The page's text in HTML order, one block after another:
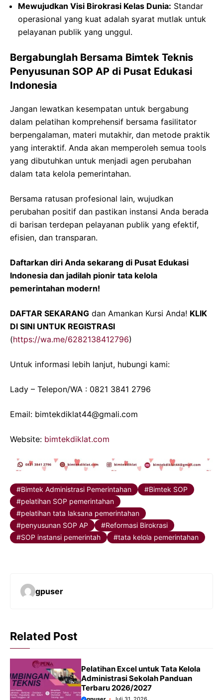
Mewujudkan Visi Birokrasi Kelas Dunia: Standar
operasional yang kuat adalah syarat mutlak untuk
pelayanan publik yang unggul.
Bergabunglah Bersama Bimtek Teknis
Penyusunan SOP AP di Pusat Edukasi
Indonesia
Jangan lewatkan kesempatan untuk bergabung
dalam pelatihan komprehensif bersama fasilitator
berpengalaman, materi mutakhir, dan metode praktik
yang interaktif. Anda akan memperoleh semua tools
yang dibutuhkan untuk menjadi agen perubahan
dalam tata kelola pemerintahan.
Bersama ratusan profesional lain, wujudkan
perubahan positif dan pastikan instansi Anda berada
di barisan terdepan pelayanan publik yang efektif,
efisien, dan transparan.
Daftarkan diri Anda sekarang di Pusat Edukasi
Indonesia dan jadilah pionir tata kelola
pemerintahan modern!
DAFTAR SEKARANG dan Amankan Kursi Anda! KLIK
DI SINI UNTUK REGISTRASI
(https://wa.me/6282138412796)
Untuk informasi lebih lanjut, hubungi kami:
Lady – Telepon/WA : 0821 3841 2796
Email: bimtekdiklat44@gmali.com
Website: bimtekdiklat.com
Bimtek Administrasi Pemerintahan
Bimtek SOP
pelatihan SOP pemerintahan
pelatihan tata laksana pemerintahan
penyusunan SOP AP
Reformasi Birokrasi
SOP instansi pemerintah
tata kelola pemerintahan
gpuser
Related Post
Pelatihan Excel untuk Tata Kelola
Administrasi Sekolah Panduan
Terbaru 2026/2027